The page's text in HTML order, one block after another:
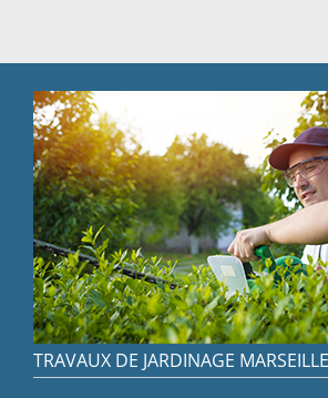
TRAVAUX DE JARDINAGE